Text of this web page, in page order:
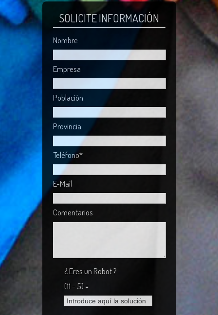
SOLICITE INFORMACIÓN
Nombre
Empresa
Población
Provincia
Teléfono*
E-Mail
Comentarios
¿ Eres un Robot ?
(11 - 5) =